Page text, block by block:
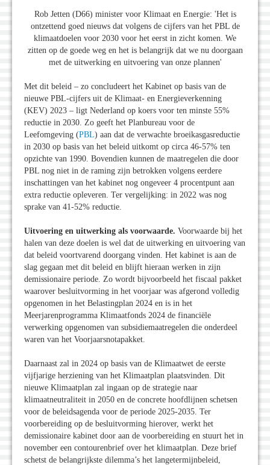
Rob Jetten (D66) minister voor Klimaat en Energie: 'Het is
ontzettend goed nieuws dat volgens de cijfers van het PBL de
klimaatdoelen voor 2030 voor het eerst in zicht komen. We
zitten op de goede weg en het is belangrijk dat we nu doorgaan
met de uitwerking en uitvoering van onze plannen'
Met dit beleid – zo concludeert het Kabinet op basis van de
nieuwe PBL-cijfers uit de Klimaat- en Energieverkenning
(KEV) 2023 – ligt Nederland op koers voor ten minste 55%
reductie in 2030. Zo geeft het Planbureau voor de
Leefomgeving (PBL) aan dat de verwachte broeikasgasreductie
in 2030 op basis van het beleid uitkomt op circa 46-57% ten
opzichte van 1990. Bovendien kunnen de maatregelen die door
PBL nog niet in de raming zijn betrokken volgens eerdere
inschattingen van het kabinet nog ongeveer 4 procentpunt aan
extra reductie opleveren. Ter vergelijking: in 2022 was nog
sprake van 41-52% reductie.
Uitvoering en uitwerking als voorwaarde. Voorwaarde bij het
halen van deze doelen is wel dat de uitwerking en uitvoering van
dat beleid voortvarend doorgang vinden. Het kabinet is aan de
slag gegaan met dit beleid en blijft hieraan werken in zijn
demissionaire periode. Zo wordt bijvoorbeeld het fiscaal pakket
waarover besluitvorming in het voorjaar was afgerond volledig
opgenomen in het Belastingplan 2024 en is in het
Meerjarenprogramma Klimaatfonds 2024 de financiële
verwerking opgenomen van subsidiemaatregelen die onderdeel
waren van het Voorjaarsnotapakket.
Daarnaast zal in 2024 op basis van de Klimaatwet de eerste
vijfjarige herziening van het Klimaatplan plaatsvinden. Dit
nieuwe Klimaatplan zal ingaan op de strategie naar
klimaatneutraliteit in 2050 en de concrete hoofdlijnen schetsen
voor de beleidsagenda voor de periode 2025-2035. Ter
voorbereiding op de besluitvorming hierover, werkt het
demissionaire kabinet door aan de voorbereiding en stuurt het in
november een contourenbrief over het klimaatplan. Deze brief
schetst de belangrijkste dilemma’s het langetermijnbeleid,